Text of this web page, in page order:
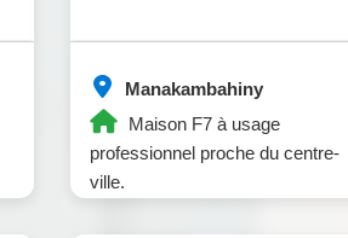
Manakambahiny
Maison F7 à usage
professionnel proche du centre-
ville.